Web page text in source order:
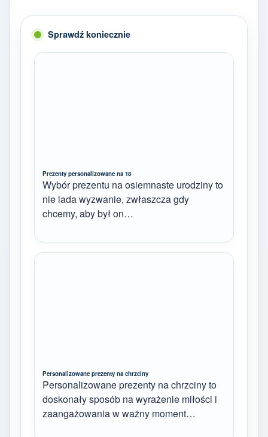
Sprawdź koniecznie
Prezenty personalizowane na 18
Wybór prezentu na osiemnaste urodziny to
nie lada wyzwanie, zwłaszcza gdy
chcemy, aby był on…
Personalizowane prezenty na chrzciny
Personalizowane prezenty na chrzciny to
doskonały sposób na wyrażenie miłości i
zaangażowania w ważny moment…